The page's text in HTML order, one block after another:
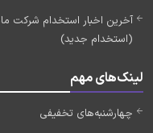
(استخدام جدید)
لینک‌های مهم
چهارشنبه‌های تخفیفی